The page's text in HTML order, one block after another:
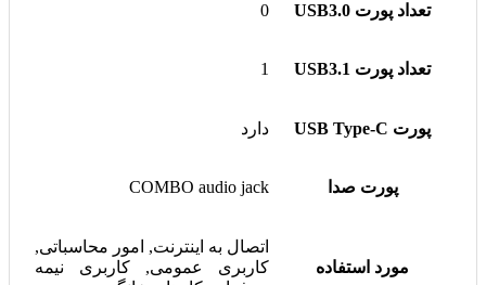
تعداد پورت USB3.0 0
تعداد پورت USB3.1 1
پورت USB Type-C دارد
پورت صدا COMBO audio jack
مورد استفاده
اتصال به اینترنت, امور محاسباتی,
کاربری عمومی, کاربری نیمه